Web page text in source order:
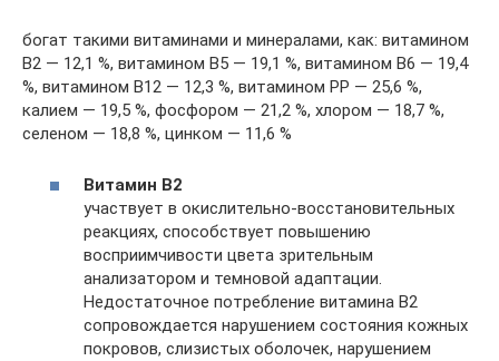
богат такими витаминами и минералами, как: витамином
B2 — 12,1 %, витамином B5 — 19,1 %, витамином B6 — 19,4
%, витамином B12 — 12,3 %, витамином PP — 25,6 %,
калием — 19,5 %, фосфором — 21,2 %, хлором — 18,7 %,
селеном — 18,8 %, цинком — 11,6 %
Витамин В2
участвует в окислительно-восстановительных
реакциях, способствует повышению
восприимчивости цвета зрительным
анализатором и темновой адаптации.
Недостаточное потребление витамина В2
сопровождается нарушением состояния кожных
покровов, слизистых оболочек, нарушением